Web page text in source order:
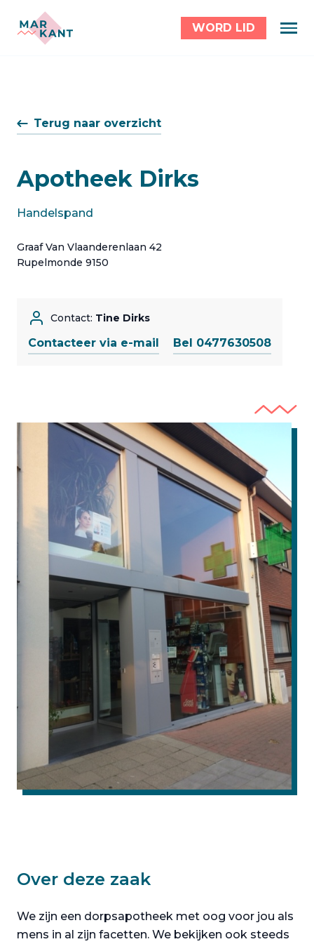
WORD LID
Terug naar overzicht
Apotheek Dirks
Handelspand
Graaf Van Vlaanderenlaan 42
Rupelmonde 9150
Contact: Tine Dirks
Contacteer via e-mail Bel 0477630508
Over deze zaak
We zijn een dorpsapotheek met oog voor jou als
mens in al zijn facetten. We bekijken ook steeds